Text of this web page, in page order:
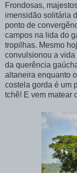
Frondosas,
imensidão solitária
ponto de
campos na lida do
tropilhas. Mesmo
convulsionou a
da querência
altaneira enquanto
costela gorda é um
tchê! E vem matear